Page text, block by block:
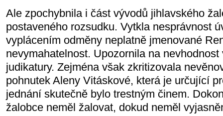
Ale zpochybnila i část vývodů jihlavského
postaveného rozsudku. Vytkla nesprávnost
vyplácením odměny neplatně jmenované
nevymahatelnost. Upozornila na
judikatury. Zejména však zkritizovala
pohnutek Aleny Vitáskové, která je určující
jednání skutečně bylo trestným činem.
žalobce neměl žalovat, dokud neměl